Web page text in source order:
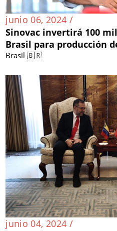
junio 06, 2024 /
Sinovac invertirá 100
Brasil para producción
Brasil 🇧🇷
junio 04, 2024 /